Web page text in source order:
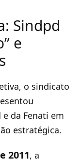
Sindpd
e
o sindicato
da Fenati em
estratégica.
2011, a